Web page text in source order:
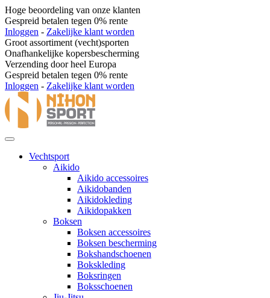
Hoge beoordeling van onze klanten
Gespreid betalen tegen 0% rente
Inloggen - Zakelijke klant worden
Groot assortiment (vecht)sporten
Onafhankelijke kopersbescherming
Verzending door heel Europa
Gespreid betalen tegen 0% rente
Inloggen - Zakelijke klant worden
Vechtsport
Aikido
Aikido accessoires
Aikidobanden
Aikidokleding
Aikidopakken
Boksen
Boksen accessoires
Boksen bescherming
Bokshandschoenen
Bokskleding
Boksringen
Boksschoenen